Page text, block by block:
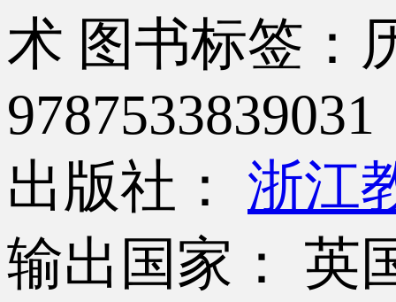
术 图书标签：
9787533839031
出版社： 浙江
输出国家： 英